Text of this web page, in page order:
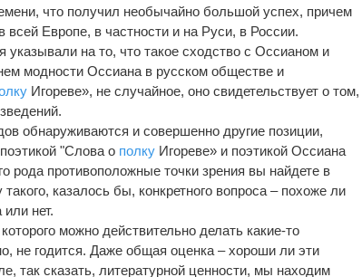
что получил необычайно большой успех, причем
всей Европе, в частности и на Руси, в России.
указывали на то, что такое сходство с Оссианом и
модности Оссиана в русском обществе и
Игореве», не случайное, оно свидетельствует о том,
обнаруживаются и совершенно другие позиции,
"Слова о полку Игореве» и поэтикой Оссиана
рода противоположные точки зрения вы найдете в
казалось бы, конкретного вопроса – похоже ли
нет.
можно действительно делать какие-то
не годится. Даже общая оценка – хороши ли эти
так сказать, литературной ценности, мы находим